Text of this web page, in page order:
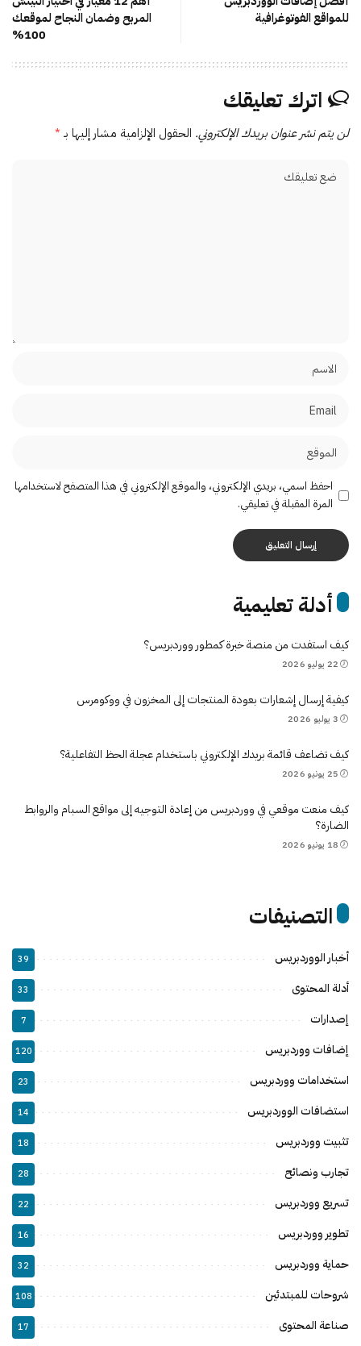
للمواقع الفوتوغرافية
المربح وضمان النجاح لموقعك
100%
اترك تعليقك
لن يتم نشر عنوان بريدك الإلكتروني. الحقول الإلزامية مشار إليها بـ*
احفظ اسمي، بريدي الإلكتروني، والموقع الإلكتروني في هذا المتصفح لاستخدامها
المرة المقبلة في تعليقي.
أدلة تعليمية
كيف استفدت من منصة خبرة كمطور ووردبريس؟
22 يوليو 2026
كيفية إرسال إشعارات بعودة المنتجات إلى المخزون في ووكومرس
3 يوليو 2026
كيف تضاعف قائمة بريدك الإلكتروني باستخدام عجلة الحظ التفاعلية؟
25 يونيو 2026
كيف منعت موقعي في ووردبريس من إعادة التوجيه إلى مواقع السبام والروابط
الضارة؟
18 يونيو 2026
التصنيفات
أخبار الووردبريس 39
أدلة المحتوى 33
إصدارات 7
إضافات ووردبريس 120
استخدامات ووردبريس 23
استضافات الووردبريس 14
تثبيت ووردبريس 18
تجارب ونصائح 28
تسريع ووردبريس 22
تطوير ووردبريس 16
حماية ووردبريس 32
شروحات للمبتدئين 108
صناعة المحتوى 17